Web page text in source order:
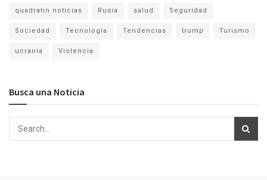
quadratin noticias Rusia salud Seguridad
Sociedad Tecnología Tendencias trump Turismo
ucrania Violencia
Busca una Noticia